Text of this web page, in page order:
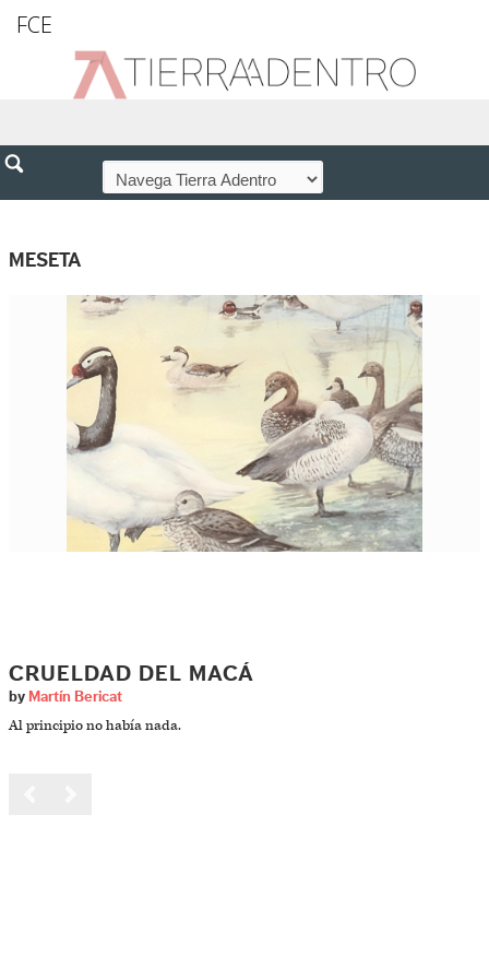
FCE
MESETA
CRUELDAD DEL MACÁ
by Martín Bericat
Al principio no había nada.